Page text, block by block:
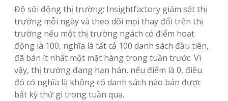
Độ sôi động thị trường: Insightfactory giám sát thị
trường mỗi ngày và theo dõi mọi thay đổi trên thị
trường nếu một thị trường ngách có điểm hoạt
động là 100, nghĩa là tất cả 100 danh sách đầu tiên,
đã bán ít nhất một mặt hàng trong tuần trước. Vì
vậy, thị trường đang hạn hán, nếu điểm là 0, điều
đó có nghĩa là không có danh sách nào bán được
bất kỳ thứ gì trong tuần qua.